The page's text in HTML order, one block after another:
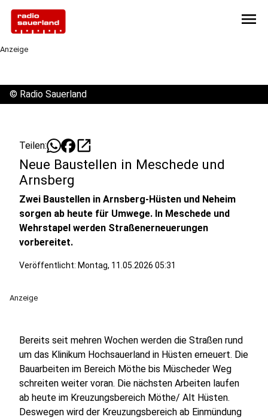
menu
Anzeige
© Radio Sauerland
Teilen: open_in_new
Neue Baustellen in Meschede und
Arnsberg
Zwei Baustellen in Arnsberg-Hüsten und Neheim
sorgen ab heute für Umwege. In Meschede und
Wehrstapel werden Straßenerneuerungen
vorbereitet.
Veröffentlicht: Montag, 11.05.2026 05:31
Anzeige
Bereits seit mehren Wochen werden die Straßen rund
um das Klinikum Hochsauerland in Hüsten erneuert. Die
Bauarbeiten im Bereich Möthe bis Müscheder Weg
schreiten weiter voran. Die nächsten Arbeiten laufen
ab heute im Kreuzungsbereich Möthe/ Alt Hüsten.
Deswegen wird der Kreuzungsbereich ab Einmündung